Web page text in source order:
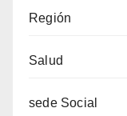
Región
Salud
sede Social